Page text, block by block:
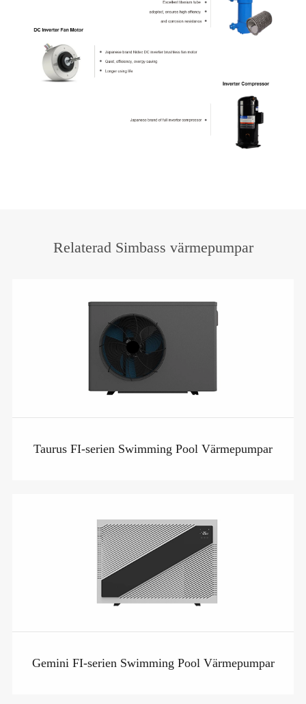
Relaterad Simbass värmepumpar
Taurus FI-serien Swimming Pool Värmepumpar
Gemini FI-serien Swimming Pool Värmepumpar